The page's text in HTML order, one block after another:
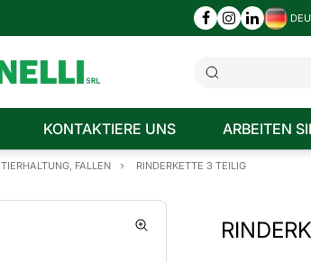
DEU
KONTAKTIERE UNS ARBEITEN
TIERHALTUNG, FALLEN RINDERKETTE 3 TEILIG